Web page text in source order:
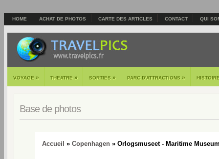
HOME ACHAT DE PHOTOS CARTE DES ARTICLES CONTACT QUI
VOYAGE » THEATRE » SORTIES » PARC D'ATTRACTIONS »
Base de photos
Accueil » Copenhagen » Orlogsmuseet - Maritime